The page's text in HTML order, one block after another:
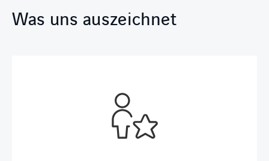
Was uns auszeichnet